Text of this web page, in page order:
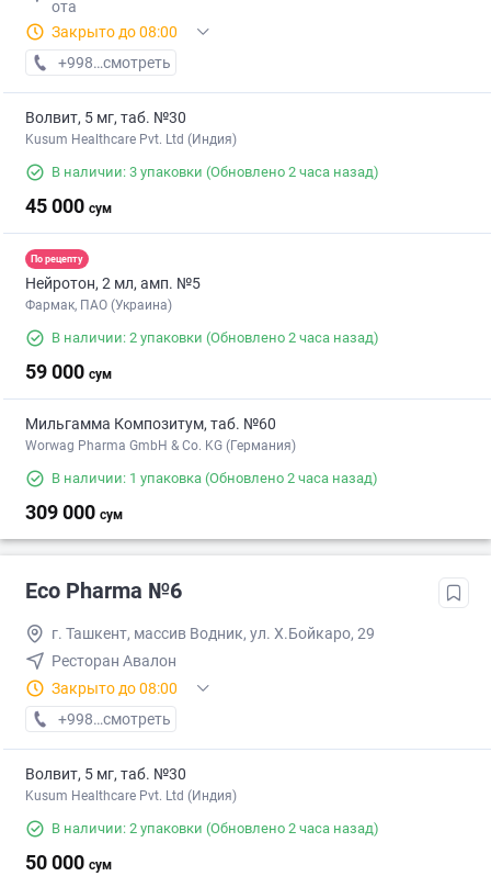
ота
Закрыто до 08:00
+998 (55) XXX-XX-XX
смотреть
Волвит, 5 мг, таб. №30
Kusum Healthcare Pvt. Ltd (Индия)
В наличии: 3 упаковки (Обновлено 2 часа назад)
45 000 сум
По рецепту
Нейротон, 2 мл, амп. №5
Фармак, ПАО (Украина)
В наличии: 2 упаковки (Обновлено 2 часа назад)
59 000 сум
Мильгамма Композитум, таб. №60
Worwag Pharma GmbH & Co. KG (Германия)
В наличии: 1 упаковка (Обновлено 2 часа назад)
309 000 сум
Eco Pharma №6
г. Ташкент, массив Водник, ул. Х.Бойкаро, 29
Ресторан Авалон
Закрыто до 08:00
+998 (55) XXX-XX-XX
смотреть
Волвит, 5 мг, таб. №30
Kusum Healthcare Pvt. Ltd (Индия)
В наличии: 2 упаковки (Обновлено 2 часа назад)
50 000 сум